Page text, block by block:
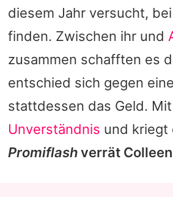
diesem Jahr versucht, bei
finden. Zwischen ihr und
zusammen schafften es
entschied sich gegen
stattdessen das Geld.
Unverständnis und kriegt
Promiflashverrät Colleen